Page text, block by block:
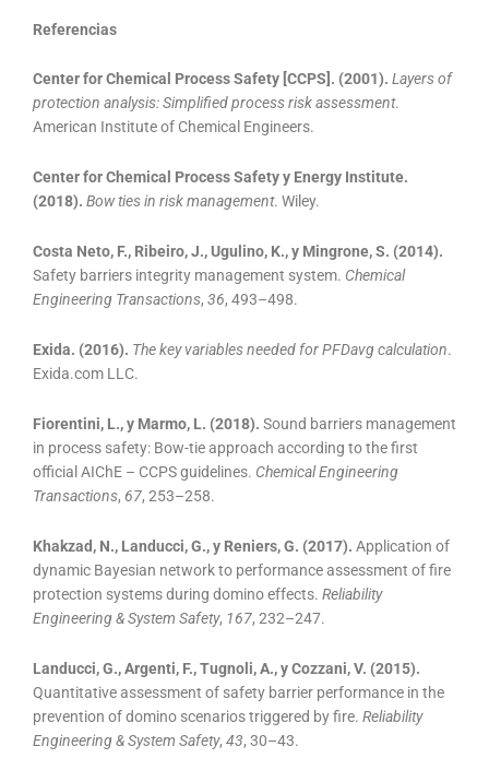
Referencias
Center for Chemical Process Safety [CCPS]. (2001). Layers of
protection analysis: Simplified process risk assessment.
American Institute of Chemical Engineers.
Center for Chemical Process Safety y Energy Institute.
(2018). Bow ties in risk management. Wiley.
Costa Neto, F., Ribeiro, J., Ugulino, K., y Mingrone, S. (2014).
Safety barriers integrity management system. Chemical
Engineering Transactions, 36, 493–498.
Exida. (2016). The key variables needed for PFDavg calculation.
Exida.com LLC.
Fiorentini, L., y Marmo, L. (2018). Sound barriers management
in process safety: Bow-tie approach according to the first
official AIChE – CCPS guidelines. Chemical Engineering
Transactions, 67, 253–258.
Khakzad, N., Landucci, G., y Reniers, G. (2017). Application of
dynamic Bayesian network to performance assessment of fire
protection systems during domino effects. Reliability
Engineering & System Safety, 167, 232–247.
Landucci, G., Argenti, F., Tugnoli, A., y Cozzani, V. (2015).
Quantitative assessment of safety barrier performance in the
prevention of domino scenarios triggered by fire. Reliability
Engineering & System Safety, 43, 30–43.